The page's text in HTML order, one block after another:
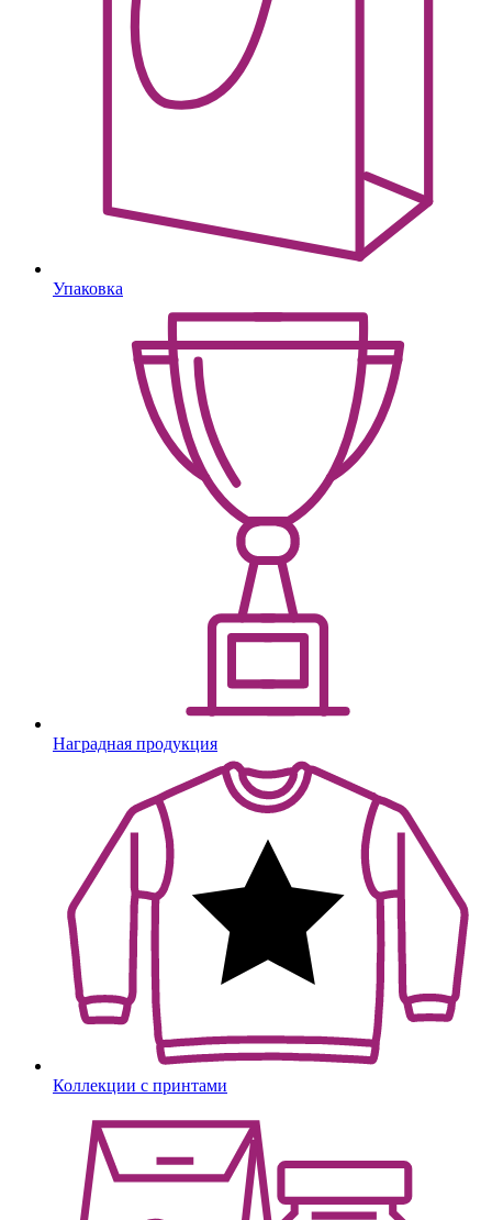
Упаковка
Наградная продукция
Коллекции с принтами